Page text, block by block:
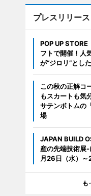
プレスリリース
POP UP
フトで開催！人
が“ジロリ”とし
この秋の正解コ
もスカートも気
サテンボトムの
場
JAPAN BUILD
産の先端技術展
月26日（水）～
も